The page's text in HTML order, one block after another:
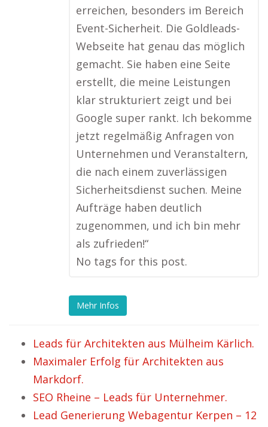
erreichen, besonders im Bereich
Event-Sicherheit. Die Goldleads-
Webseite hat genau das möglich
gemacht. Sie haben eine Seite
erstellt, die meine Leistungen
klar strukturiert zeigt und bei
Google super rankt. Ich bekomme
jetzt regelmäßig Anfragen von
Unternehmen und Veranstaltern,
die nach einem zuverlässigen
Sicherheitsdienst suchen. Meine
Aufträge haben deutlich
zugenommen, und ich bin mehr
als zufrieden!“
No tags for this post.
Mehr Infos
Leads für Architekten aus Mülheim Kärlich.
Maximaler Erfolg für Architekten aus
Markdorf.
SEO Rheine – Leads für Unternehmer.
Lead Generierung Webagentur Kerpen – 12